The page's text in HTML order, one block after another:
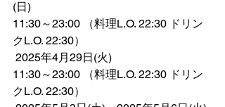
(日)
11:30～23:00 （料理L.O. 22:30 ドリン
クL.O. 22:30）
2025年4月29日(火)
11:30～23:00 （料理L.O. 22:30 ドリン
クL.O. 22:30）